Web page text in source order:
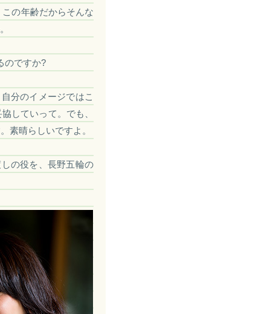
の年齢だからそんな
のですか?
分のイメージではこ
していって。でも、
素晴らしいですよ。
の役を、長野五輪の